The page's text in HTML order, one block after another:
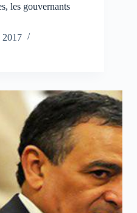
les gouvernants
2017